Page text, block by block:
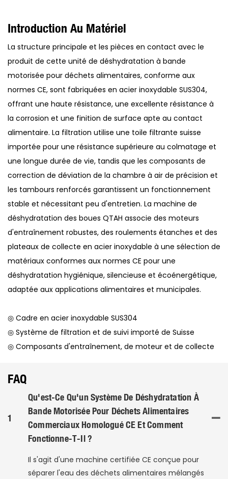
Introduction Au Matériel
La structure principale et les pièces en contact avec le
produit de cette unité de déshydratation à bande
motorisée pour déchets alimentaires, conforme aux
normes CE, sont fabriquées en acier inoxydable SUS304,
offrant une haute résistance, une excellente résistance à
la corrosion et une finition de surface apte au contact
alimentaire. La filtration utilise une toile filtrante suisse
importée pour une résistance supérieure au colmatage et
une longue durée de vie, tandis que les composants de
correction de déviation de la chambre à air de précision et
les tambours renforcés garantissent un fonctionnement
stable et nécessitant peu d'entretien. La machine de
déshydratation des boues QTAH associe des moteurs
d'entraînement robustes, des roulements étanches et des
plateaux de collecte en acier inoxydable à une sélection de
matériaux conformes aux normes CE pour une
déshydratation hygiénique, silencieuse et écoénergétique,
adaptée aux applications alimentaires et municipales.
◎ Cadre en acier inoxydable SUS304
◎ Système de filtration et de suivi importé de Suisse
◎ Composants d'entraînement, de moteur et de collecte
FAQ
1
Qu'est-Ce Qu'un Système De Déshydratation À
Bande Motorisée Pour Déchets Alimentaires
Commerciaux Homologué CE Et Comment
Fonctionne-T-Il ?
Il s'agit d'une machine certifiée CE conçue pour
séparer l'eau des déchets alimentaires mélangés